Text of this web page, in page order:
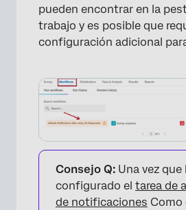
pueden encontrar en la
trabajo y es posible que
configuración adicional
Consejo Q: Una vez que
configurado el tarea de
de notificaciones Como